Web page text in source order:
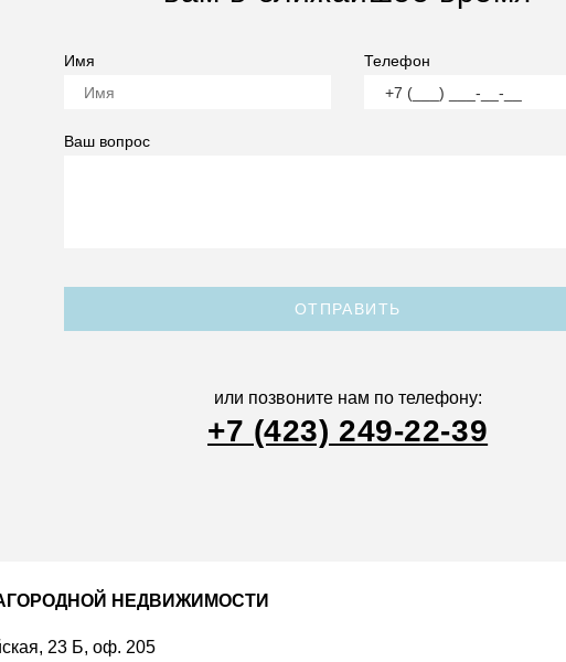
Имя Телефон
Ваш вопрос
ОТПРАВИТЬ
или позвоните нам по телефону:
+7 (423) 249-22-39
НЕДВИЖИМОСТИ
23 Б, оф. 205